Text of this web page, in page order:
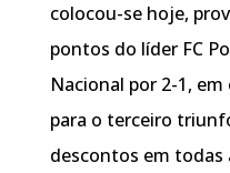
colocou-se hoje,
pontos do líder FC
Nacional por 2-1,
para o terceiro
descontos em todas